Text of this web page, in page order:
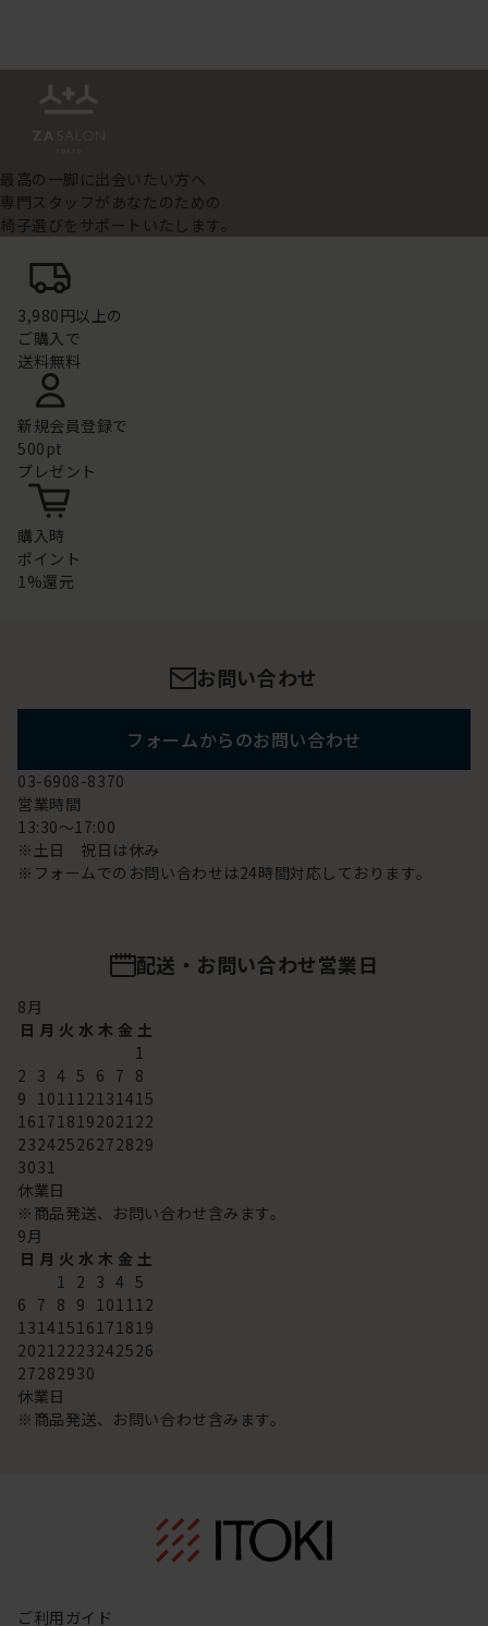
最高の一脚に出会いたい方へ
専門スタッフがあなたのための
椅子選びをサポートいたします。
3,980円以上の
ご購入で
送料無料
新規会員登録で
500pt
プレゼント
購入時
ポイント
1%還元
お問い合わせ
フォームからのお問い合わせ
03-6908-8370
営業時間
13:30～17:00
※土日 祝日は休み
※フォームでのお問い合わせは24時間対応しております。
配送・お問い合わせ営業日
8月
日 月 火 水 木 金 土
1
2 3 4 5 6 7 8
9 101112131415
16171819202122
23242526272829
3031
休業日
※商品発送、お問い合わせ含みます。
9月
日 月 火 水 木 金 土
1 2 3 4 5
6 7 8 9 101112
13141516171819
20212223242526
27282930
休業日
※商品発送、お問い合わせ含みます。
ご利用ガイド